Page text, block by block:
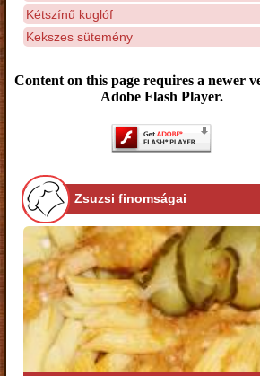
Kétszínű kuglóf
Kekszes sütemény
Content on this page requires a newer
Adobe Flash Player.
Zsuzsi finomságai